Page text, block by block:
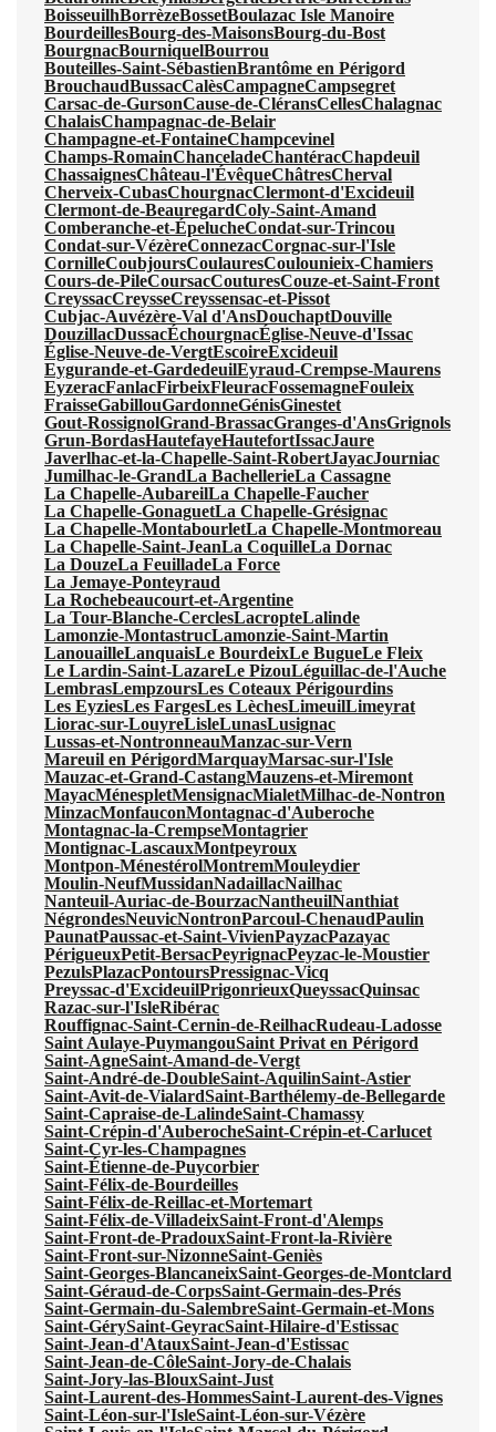
BoisseuilhBorrèzeBossetBoulazac Isle Manoire
BourdeillesBourg-des-MaisonsBourg-du-Bost
BourgnacBourniquelBourrou
Bouteilles-Saint-SébastienBrantôme en Périgord
BrouchaudBussacCalèsCampagneCampsegret
Carsac-de-GursonCause-de-CléransCellesChalagnac
ChalaisChampagnac-de-Belair
Champagne-et-FontaineChampcevinel
Champs-RomainChanceladeChantéracChapdeuil
ChassaignesChâteau-l'ÉvêqueChâtresCherval
Cherveix-CubasChourgnacClermont-d'Excideuil
Clermont-de-BeauregardColy-Saint-Amand
Comberanche-et-ÉpelucheCondat-sur-Trincou
Condat-sur-VézèreConnezacCorgnac-sur-l'Isle
CornilleCoubjoursCoulauresCoulounieix-Chamiers
Cours-de-PileCoursacCouturesCouze-et-Saint-Front
CreyssacCreysseCreyssensac-et-Pissot
Cubjac-Auvézère-Val d'AnsDouchaptDouville
DouzillacDussacÉchourgnacÉglise-Neuve-d'Issac
Église-Neuve-de-VergtEscoireExcideuil
Eygurande-et-GardedeuilEyraud-Crempse-Maurens
EyzeracFanlacFirbeixFleuracFossemagneFouleix
FraisseGabillouGardonneGénisGinestet
Gout-RossignolGrand-BrassacGranges-d'AnsGrignols
Grun-BordasHautefayeHautefortIssacJaure
Javerlhac-et-la-Chapelle-Saint-RobertJayacJourniac
Jumilhac-le-GrandLa BachellerieLa Cassagne
La Chapelle-AubareilLa Chapelle-Faucher
La Chapelle-GonaguetLa Chapelle-Grésignac
La Chapelle-MontabourletLa Chapelle-Montmoreau
La Chapelle-Saint-JeanLa CoquilleLa Dornac
La DouzeLa FeuilladeLa Force
La Jemaye-Ponteyraud
La Rochebeaucourt-et-Argentine
La Tour-Blanche-CerclesLacropteLalinde
Lamonzie-MontastrucLamonzie-Saint-Martin
LanouailleLanquaisLe BourdeixLe BugueLe Fleix
Le Lardin-Saint-LazareLe PizouLéguillac-de-l'Auche
LembrasLempzoursLes Coteaux Périgourdins
Les EyziesLes FargesLes LèchesLimeuilLimeyrat
Liorac-sur-LouyreLisleLunasLusignac
Lussas-et-NontronneauManzac-sur-Vern
Mareuil en PérigordMarquayMarsac-sur-l'Isle
Mauzac-et-Grand-CastangMauzens-et-Miremont
MayacMénespletMensignacMialetMilhac-de-Nontron
MinzacMonfauconMontagnac-d'Auberoche
Montagnac-la-CrempseMontagrier
Montignac-LascauxMontpeyroux
Montpon-MénestérolMontremMouleydier
Moulin-NeufMussidanNadaillacNailhac
Nanteuil-Auriac-de-BourzacNantheuilNanthiat
NégrondesNeuvicNontronParcoul-ChenaudPaulin
PaunatPaussac-et-Saint-VivienPayzacPazayac
PérigueuxPetit-BersacPeyrignacPeyzac-le-Moustier
PezulsPlazacPontoursPressignac-Vicq
Preyssac-d'ExcideuilPrigonrieuxQueyssacQuinsac
Razac-sur-l'IsleRibérac
Rouffignac-Saint-Cernin-de-ReilhacRudeau-Ladosse
Saint Aulaye-PuymangouSaint Privat en Périgord
Saint-AgneSaint-Amand-de-Vergt
Saint-André-de-DoubleSaint-AquilinSaint-Astier
Saint-Avit-de-VialardSaint-Barthélemy-de-Bellegarde
Saint-Capraise-de-LalindeSaint-Chamassy
Saint-Crépin-d'AuberocheSaint-Crépin-et-Carlucet
Saint-Cyr-les-Champagnes
Saint-Étienne-de-Puycorbier
Saint-Félix-de-Bourdeilles
Saint-Félix-de-Reillac-et-Mortemart
Saint-Félix-de-VilladeixSaint-Front-d'Alemps
Saint-Front-de-PradouxSaint-Front-la-Rivière
Saint-Front-sur-NizonneSaint-Geniès
Saint-Georges-BlancaneixSaint-Georges-de-Montclard
Saint-Géraud-de-CorpsSaint-Germain-des-Prés
Saint-Germain-du-SalembreSaint-Germain-et-Mons
Saint-GérySaint-GeyracSaint-Hilaire-d'Estissac
Saint-Jean-d'AtauxSaint-Jean-d'Estissac
Saint-Jean-de-CôleSaint-Jory-de-Chalais
Saint-Jory-las-BlouxSaint-Just
Saint-Laurent-des-HommesSaint-Laurent-des-Vignes
Saint-Léon-sur-l'IsleSaint-Léon-sur-Vézère